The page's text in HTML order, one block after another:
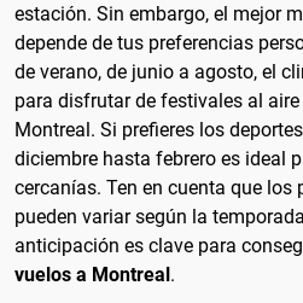
estación. Sin embargo, el mejor
depende de tus preferencias
de verano, de junio a agosto, el
para disfrutar de festivales al
Montreal. Si prefieres los
diciembre hasta febrero es ideal
cercanías. Ten en cuenta que los
pueden variar según la
anticipación es clave para
vuelos a Montreal.